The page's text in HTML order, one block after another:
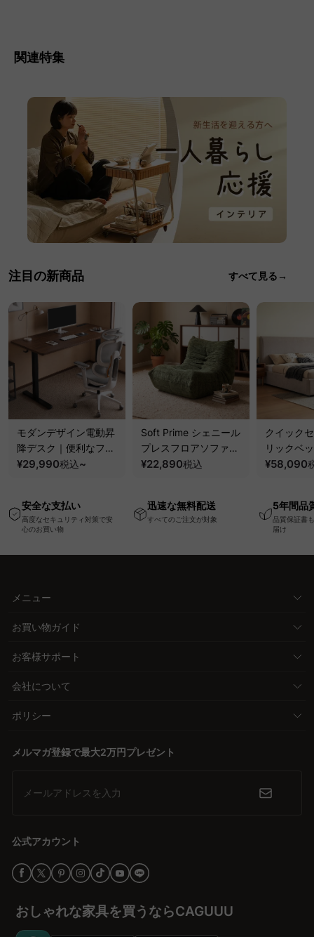
関連特集
注目の新商品 すべて見る→
モダンデザイン電動昇
降デスク｜便利なフッ
ク・コンセント・
ー機能搭載ワークデス
ク
¥29,990税込~
Soft Prime シェニール
プレスフロアソファ｜
圧縮梱包で搬入しやす
ァ
¥22,890税込
クイック
リックベ
要で組み
¥58,090
安全な支払い
高度なセキュリティ対策で安
心のお買い物
迅速な無料配送
すべてのご注文が対象
5年間品
品質保証書
届け
メニュー
お買い物ガイド
お客様サポート
会社について
ポリシー
メルマガ登録で最大2万円プレゼント
メールアドレスを入力
公式アカウント
おしゃれな家具を買うならCAGUUU